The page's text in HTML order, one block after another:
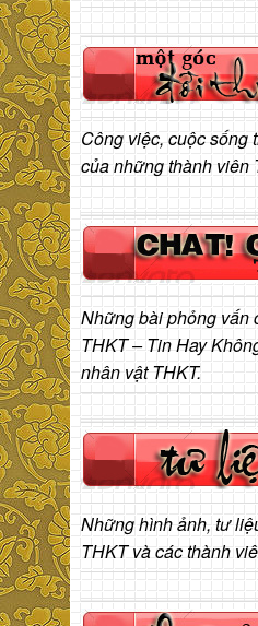
Công việc, cuộc sống
của những thành viên
Những bài phỏng vấn
THKT – Tin Hay
nhân vật THKT.
Những hình ảnh, tư
THKT và các thành